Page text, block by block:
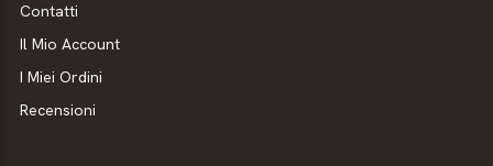
Contatti
Il Mio Account
I Miei Ordini
Recensioni